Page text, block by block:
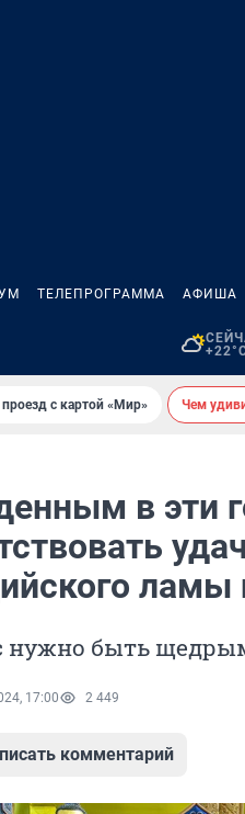
ТЕЛЕПРОГРАММА АФИША
с картой «Мир» Чем
в эти
ламы
нужно быть
17:00 2 449
комментарий